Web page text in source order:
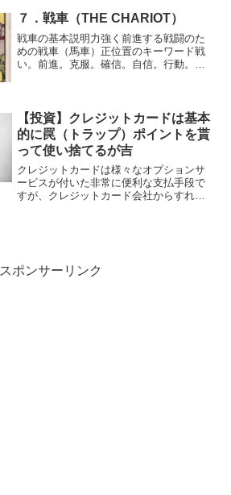
ズがよくわかりません。NagaBa Yu...
７．戦車（THE CHARIOT）
戦車の基本説明力強く前進する戦闘のた
めの戦車（馬車）正位置のキーワード戦
い。前進。克服。確信。自信。行動。勢
拓する。優勢である。勝利す...
【投資】クレジットカードは基本
的に罠（トラップ）ポイントを貰
って使い捨てるが吉
クレジットカードは様々なオプションサ
ービスが付いた非常に便利な支払手段で
すが、クレジットカード会社からすれ
スポンサーリンク